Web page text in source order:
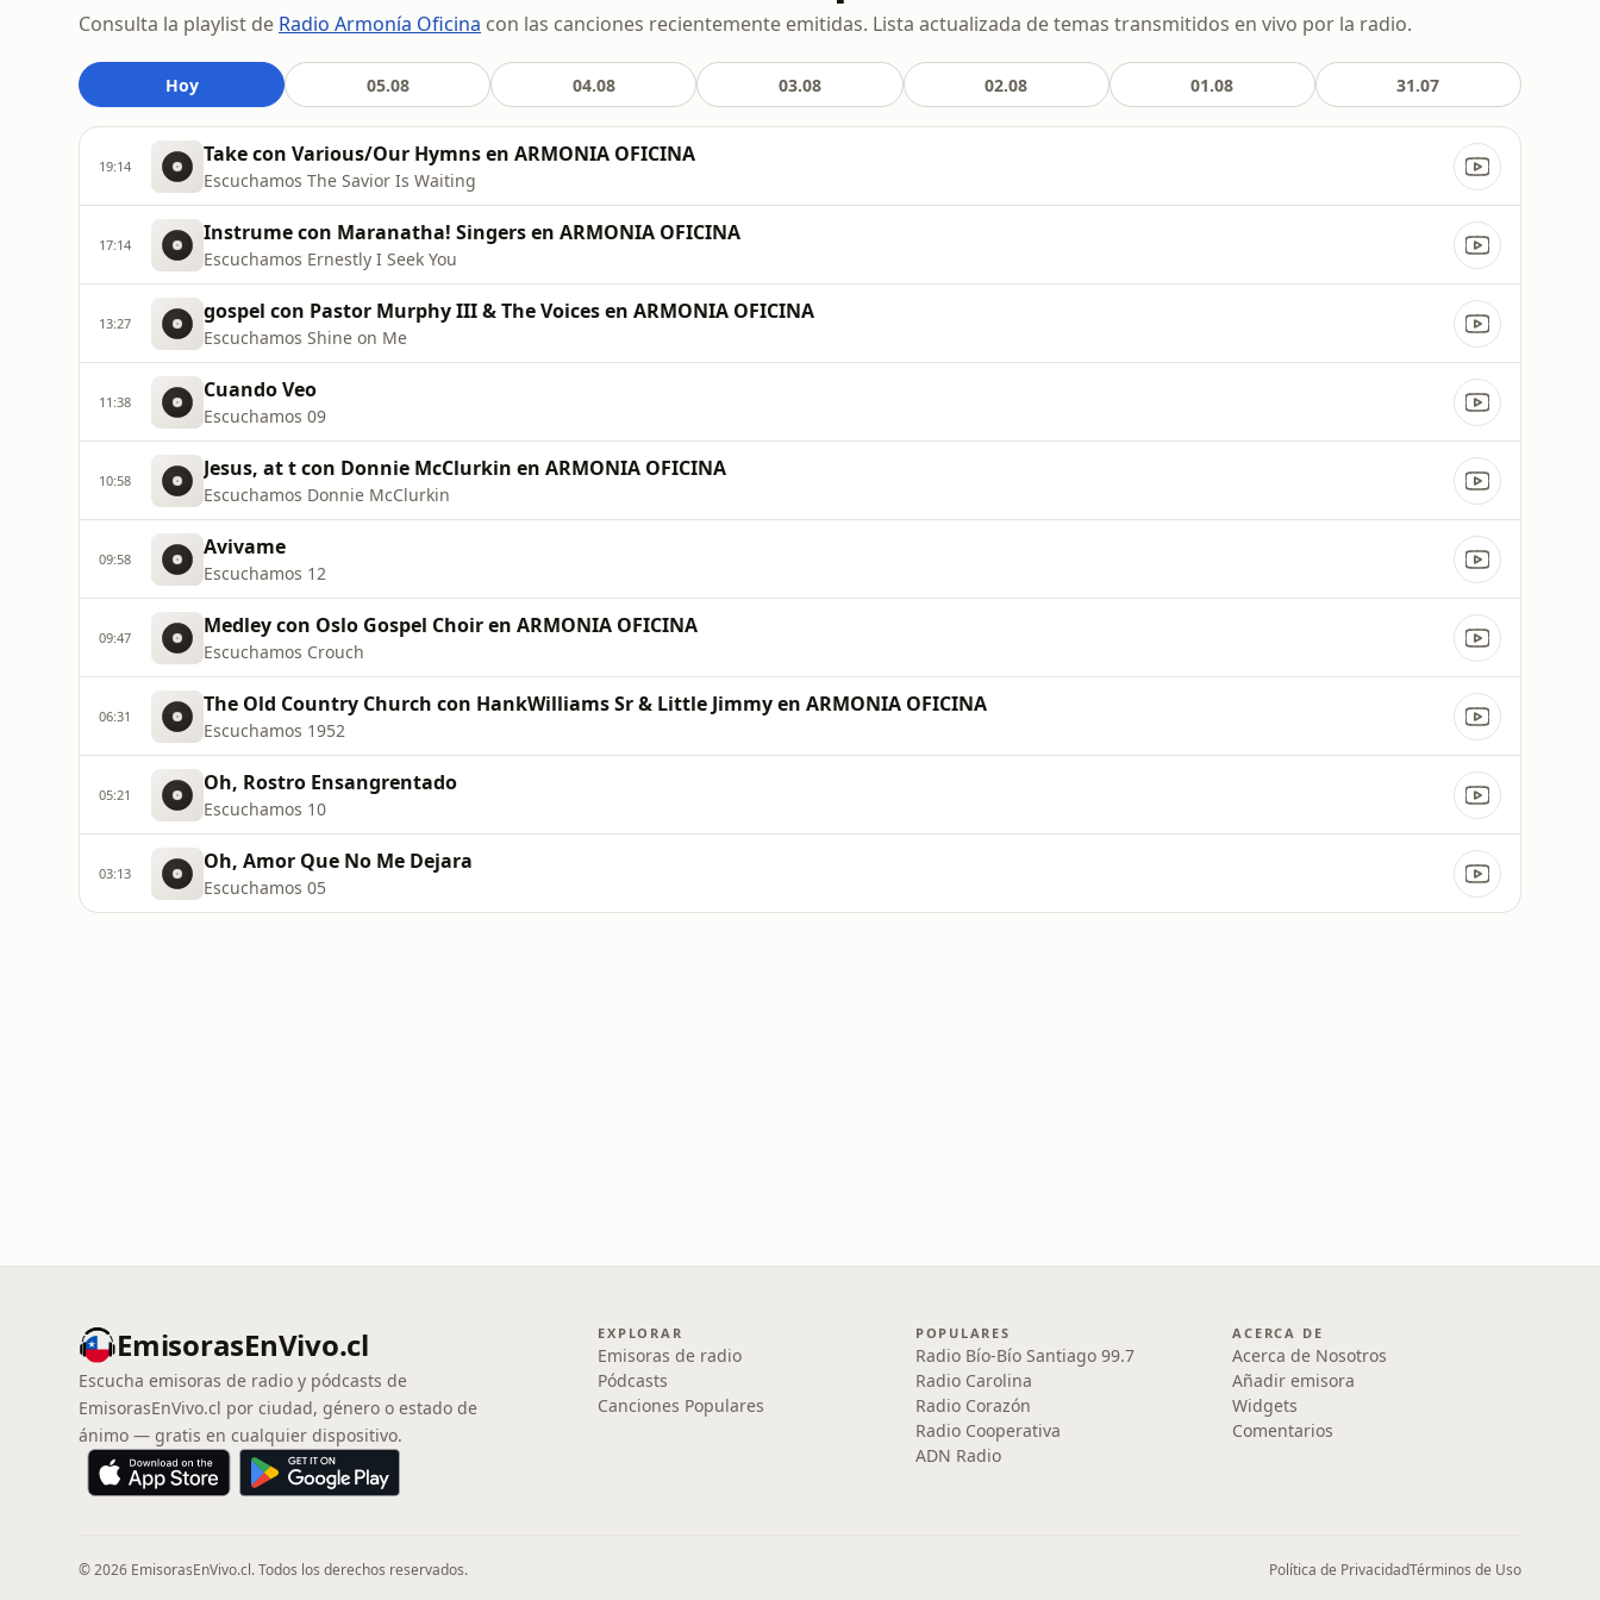
Consulta la playlist de Radio Armonía Oficina con las canciones recientemente emitidas. Lista actualizada de temas transmitidos en vivo por la radio.
Hoy 05.08 04.08 03.08 02.08 01.08 31.07
19:14 Take con Various/Our Hymns en ARMONIA OFICINA
Escuchamos The Savior Is Waiting
17:14 Instrume con Maranatha! Singers en ARMONIA OFICINA
Escuchamos Ernestly I Seek You
13:27 gospel con Pastor Murphy III & The Voices en ARMONIA OFICINA
Escuchamos Shine on Me
11:38 Cuando Veo
Escuchamos 09
10:58 Jesus, at t con Donnie McClurkin en ARMONIA OFICINA
Escuchamos Donnie McClurkin
09:58 Avivame
Escuchamos 12
09:47 Medley con Oslo Gospel Choir en ARMONIA OFICINA
Escuchamos Crouch
06:31 The Old Country Church con HankWilliams Sr & Little Jimmy en ARMONIA OFICINA
Escuchamos 1952
05:21 Oh, Rostro Ensangrentado
Escuchamos 10
03:13 Oh, Amor Que No Me Dejara
Escuchamos 05
EmisorasEnVivo.cl
Escucha emisoras de radio y pódcasts de
EmisorasEnVivo.cl por ciudad, género o estado de
ánimo — gratis en cualquier dispositivo.
EXPLORAR
Emisoras de radio
Pódcasts
Canciones Populares
POPULARES
Radio Bío-Bío Santiago 99.7
Radio Carolina
Radio Corazón
Radio Cooperativa
ADN Radio
ACERCA DE
Acerca de Nosotros
Añadir emisora
Widgets
Comentarios
© 2026 EmisorasEnVivo.cl. Todos los derechos reservados. Política de PrivacidadTérminos de Uso